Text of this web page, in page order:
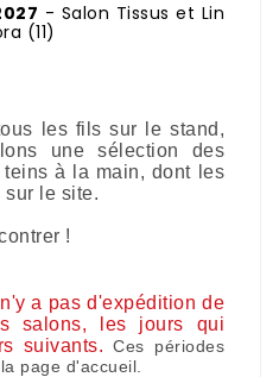
- Salon Tissus et Lin
(11)
les fils sur le stand,
une sélection des
à la main, dont les
sur le site.
!
a pas d'expédition de
salons, les jours qui
suivants. Ces périodes
page d'accueil.